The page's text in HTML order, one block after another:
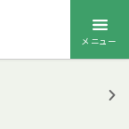
メニュー